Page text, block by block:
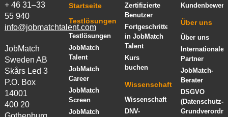
+ 46 31–33
55 940
info@jobmatchtalent.com
JobMatch
Sweden AB
Skårs Led 3
P.O. Box
14001
400 20
Startseite
Testlösungen
Testlösungen
JobMatch
Talent
JobMatch
Career
JobMatch
Screen
JobMatch
Zertifizierte
Benutzer
Fortgeschrittenenkurs
in JobMatch
Talent
Kurs
buchen
Wissenschaft
Wissenschaft
DNV-
Über uns
Über uns
Internationale
Partner
JobMatch-
Berater
DSGVO
(Datenschutz-